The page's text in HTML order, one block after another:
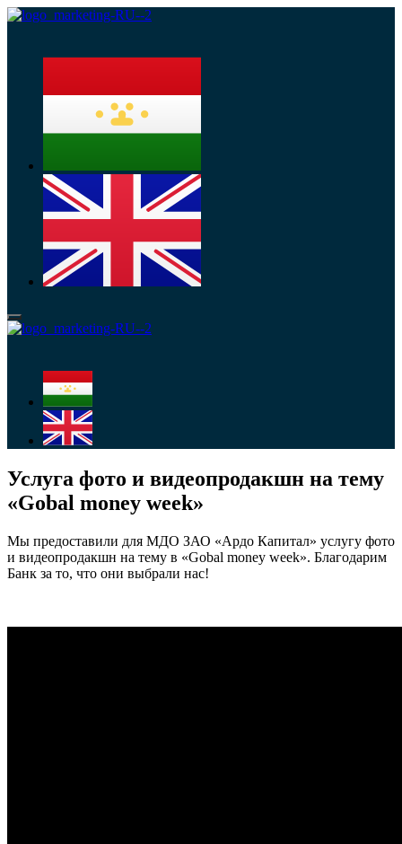
Услуга фото и видеопродакшн на тему
«Gobal money week»
Мы предоставили для МДО ЗАО «Ардо Капитал» услугу фото
и видеопродакшн на тему в «Gobal money week». Благодарим
Банк за то, что они выбрали нас!